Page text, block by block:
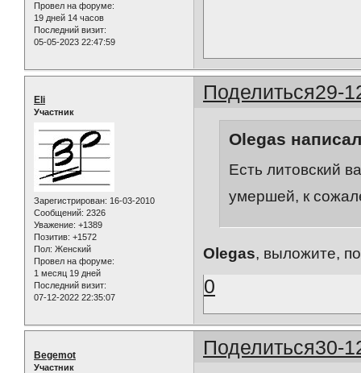
Провел на форуме:
19 дней 14 часов
Последний визит:
05-05-2023 22:47:59
Поделиться29-
Eli
Участник
Зарегистрирован: 16-03-2010
Сообщений: 2326
Уважение: +1389
Позитив: +1572
Пол: Женский
Провел на форуме:
1 месяц 19 дней
Последний визит:
07-12-2022 22:35:07
Olegas
Есть литовский
умершей, к
Olegas, выложите,
0
Поделиться30-
Begemot
Участник